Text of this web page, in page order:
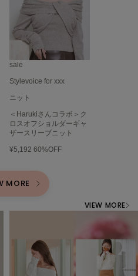
sale
Stylevoice for xxx
ニット
＜Harukiさんコラボ＞ク
ロスオフショルダーギャ
ザースリーブニット
¥5,19260%OFF
MORE
VIEW MORE